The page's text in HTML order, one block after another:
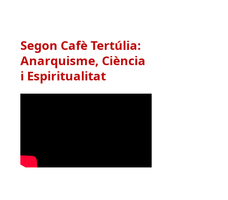
Segon Cafè Tertúlia:
Anarquisme, Ciència
i Espiritualitat